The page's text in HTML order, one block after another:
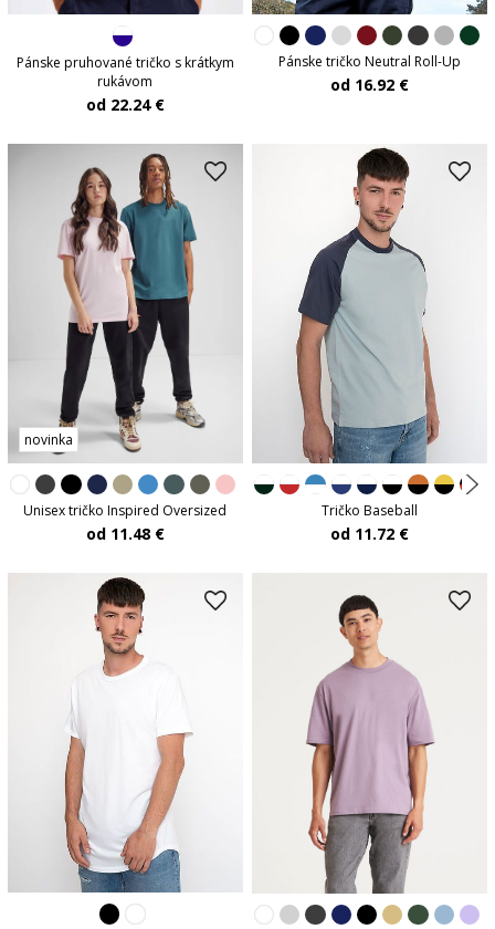
Pánske pruhované tričko s krátkym
rukávom
od 22.24 €
Pánske tričko Neutral Roll-Up
od 16.92 €
novinka
Unisex tričko Inspired Oversized
od 11.48 €
Tričko Baseball
od 11.72 €